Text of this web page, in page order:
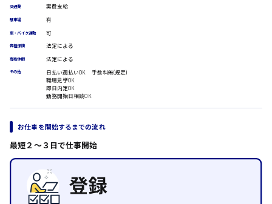
校正・編集
システムエンジニア
プログラマー
カスタマーエンジニア
販売・サービス・フード系
レジ
接客
調理
洗い場
営業
ラウンダー営業
広島市安佐北区
広島市安芸区
廿日市市
呉市
時給制すべて
日給8000円～
交通費 実費支給
駐車場 有
車・バイク通勤 可
各種保険 法定による
有給休暇 法定による
その他
日払い週払いOK 手数料無(規定)
職場見学OK
即日内定OK
勤務開始日相談OK
お仕事を開始するまでの流れ
最短２〜３日で仕事開始